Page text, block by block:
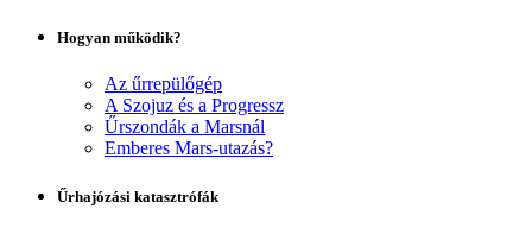
Hogyan működik?
Az űrrepülőgép
A Szojuz és a Progressz
Űrszondák a Marsnál
Emberes Mars-utazás?
Űrhajózási katasztrófák